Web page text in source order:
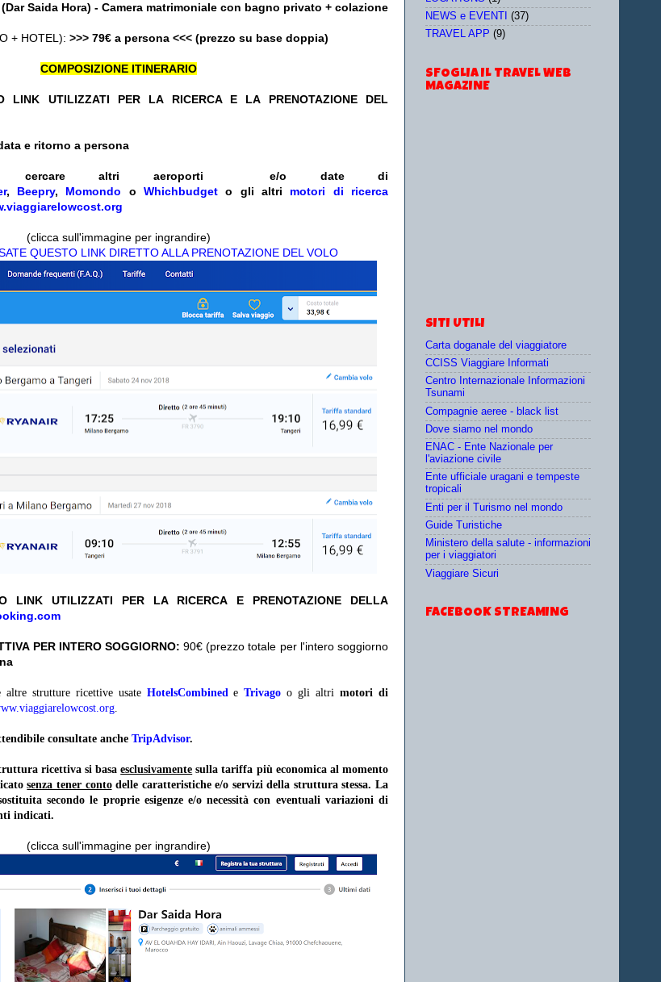
Saida Hora) - Camera matrimoniale con bagno privato + colazione
+ HOTEL): >>> 79€ a persona <<< (prezzo su base doppia)
COMPOSIZIONE ITINERARIO
LINK UTILIZZATI PER LA RICERCA E LA PRENOTAZIONE DEL
e ritorno a persona
cercare altri aeroporti e/o date di
, Beepry, Momondo oWhichbudget o gli altri motori di ricerca
(clicca sull'immagine per ingrandire)
QUESTO LINK DIRETTO ALLA PRENOTAZIONE DEL VOLO
LINK UTILIZZATI PER LA RICERCA E PRENOTAZIONE DELLA
PER INTERO SOGGIORNO: 90€ (prezzo totale per l'intero soggiorno
altre strutture ricettive usate HotelsCombinedeTrivago o gli altrimotori di
.
consultate anche TripAdvisor.
ricettiva si basaesclusivamente sulla tariffa più economica al momento
senza tener contodelle caratteristiche e/o servizi della struttura stessa. La
secondo le proprie esigenze e/o necessità con eventuali variazioni di
indicati.
(clicca sull'immagine per ingrandire)
NEWS e EVENTI
(37)
TRAVEL APP (9)
SFOGLIA IL TRAVEL WEB
MAGAZINE
SITI UTILI
Carta doganale del viaggiatore
CCISS Viaggiare Informati
Centro Internazionale Informazioni
Tsunami
Compagnie aeree - black list
Dove siamo nel mondo
ENAC - Ente Nazionale per
l'aviazione civile
Ente ufficiale uragani e tempeste
tropicali
Enti per il Turismo nel mondo
Guide Turistiche
Ministero della salute - informazioni
per i viaggiatori
Viaggiare Sicuri
FACEBOOK STREAMING